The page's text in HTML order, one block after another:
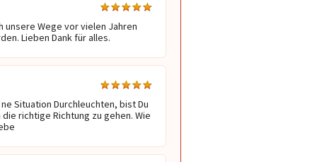
unsere Wege vor vielen Jahren
Lieben Dank für alles.
Situation Durchleuchten, bist Du
richtige Richtung zu gehen. Wie